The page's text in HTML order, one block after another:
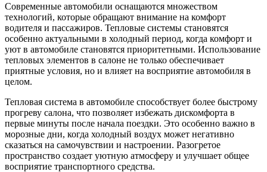
Современные автомобили оснащаются множеством
технологий, которые обращают внимание на комфорт
водителя и пассажиров. Тепловые системы становятся
особенно актуальными в холодный период, когда комфорт и
уют в автомобиле становятся приоритетными. Использование
тепловых элементов в салоне не только обеспечивает
приятные условия, но и влияет на восприятие автомобиля в
целом.
Тепловая система в автомобиле способствует более быстрому
прогреву салона, что позволяет избежать дискомфорта в
первые минуты после начала поездки. Это особенно важно в
морозные дни, когда холодный воздух может негативно
сказаться на самочувствии и настроении. Разогретое
пространство создает уютную атмосферу и улучшает общее
восприятие транспортного средства.